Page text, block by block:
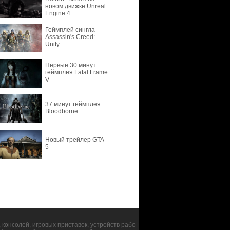
новом движке Unreal
Engine 4
Геймплей сингла
Assassin's Creed:
Unity
Первые 30 минут
геймплея Fatal Frame
V
37 минут геймплея
Bloodborne
Новый трейлер GTA
5
игровых приставок, устройств рабо